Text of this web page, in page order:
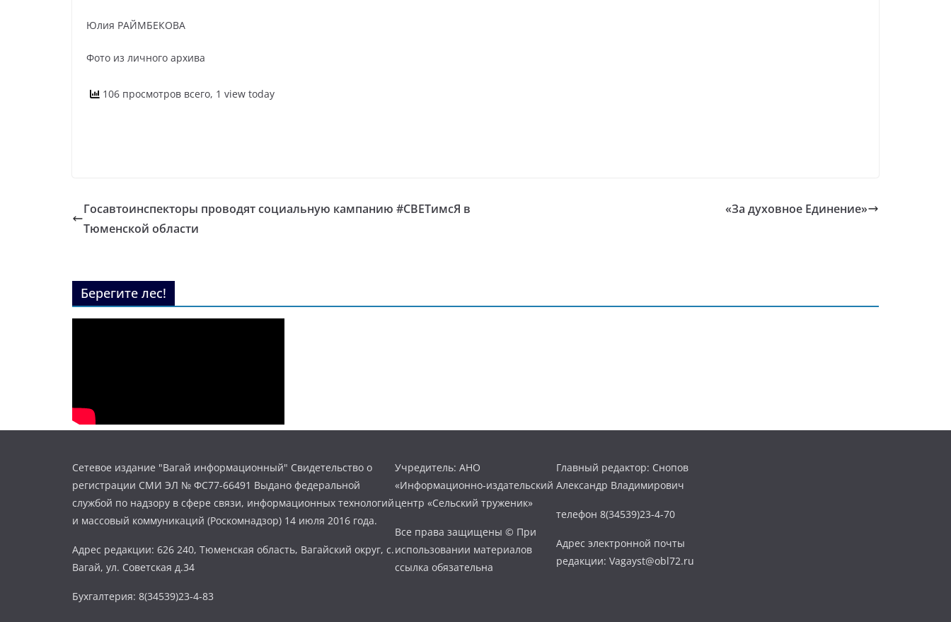
Юлия РАЙМБЕКОВА
Фото из личного архива
106 просмотров всего, 1 view today
Госавтоинспекторы проводят социальную кампанию #СВЕТимсЯ в
Тюменской области
«За духовное Единение»
Берегите лес!
Сетевое издание "Вагай информационный" Свидетельство о
регистрации СМИ ЭЛ № ФС77-66491 Выдано федеральной
службой по надзору в сфере связи, информационных технологий
и массовый коммуникаций (Роскомнадзор) 14 июля 2016 года.
Адрес редакции: 626 240, Тюменская область, Вагайский округ, с.
Вагай, ул. Советская д.34
Бухгалтерия: 8(34539)23-4-83
Учредитель: АНО
«Информационно-издательский
центр «Сельский труженик»
Все права защищены © При
использовании материалов
ссылка обязательна
Главный редактор: Снопов
Александр Владимирович
телефон 8(34539)23-4-70
Адрес электронной почты
редакции: Vagayst@obl72.ru